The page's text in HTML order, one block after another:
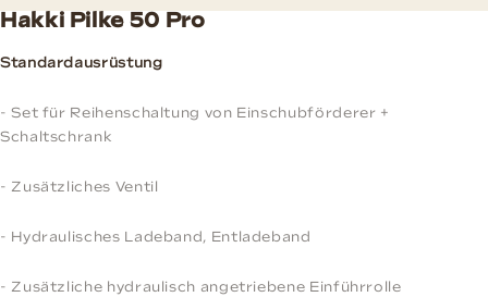
Hakki Pilke 50 Pro
Standardausrüstung
- Set für Reihenschaltung von Einschubförderer +
Schaltschrank
- Zusätzliches Ventil
- Hydraulisches Ladeband, Entladeband
- Zusätzliche hydraulisch angetriebene Einführrolle